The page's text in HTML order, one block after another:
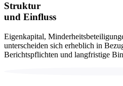
Struktur
und Einfluss
Eigenkapital,
unterscheiden sich erheblich in
Berichtspflichten und langfristige